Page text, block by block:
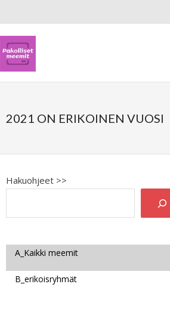
2021 ON ERIKOINEN VUOSI
Hakuohjeet >>
A_Kaikki meemit
B_erikoisryhmät